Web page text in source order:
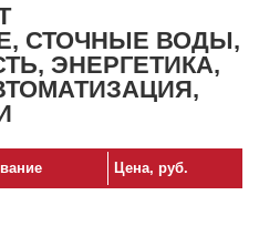
СТОЧНЫЕ ВОДЫ,
ЭНЕРГЕТИКА,
Цена, руб.